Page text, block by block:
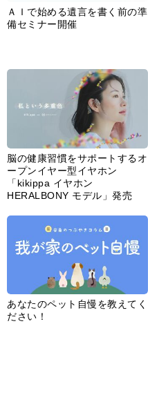
ＡＩで始める遺言を書く前の準
備セミナー開催
脳の健康習慣をサポートするオ
ープンイヤー型イヤホン
「kikippa イヤホン
HERALBONY モデル」発売
あなたのペット自慢を教えてく
ださい！